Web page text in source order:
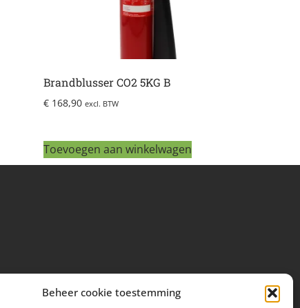
Beheer cookie toestemming
Brandblusser CO2 5KG B
€ 168,90 excl. BTW
Toevoegen aan winkelwagen